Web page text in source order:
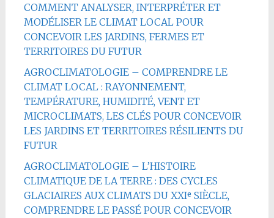
COMMENT ANALYSER, INTERPRÉTER ET
MODÉLISER LE CLIMAT LOCAL POUR
CONCEVOIR LES JARDINS, FERMES ET
TERRITOIRES DU FUTUR
AGROCLIMATOLOGIE – COMPRENDRE LE
CLIMAT LOCAL : RAYONNEMENT,
TEMPÉRATURE, HUMIDITÉ, VENT ET
MICROCLIMATS, LES CLÉS POUR CONCEVOIR
LES JARDINS ET TERRITOIRES RÉSILIENTS DU
FUTUR
AGROCLIMATOLOGIE – L’HISTOIRE
CLIMATIQUE DE LA TERRE : DES CYCLES
GLACIAIRES AUX CLIMATS DU XXIᵉ SIÈCLE,
COMPRENDRE LE PASSÉ POUR CONCEVOIR